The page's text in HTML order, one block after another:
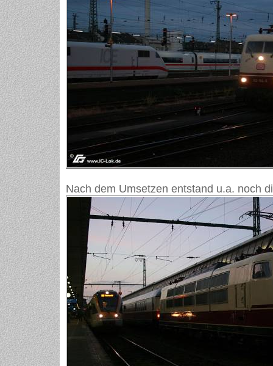
Nach dem Umsetzen entstand u.a. noch